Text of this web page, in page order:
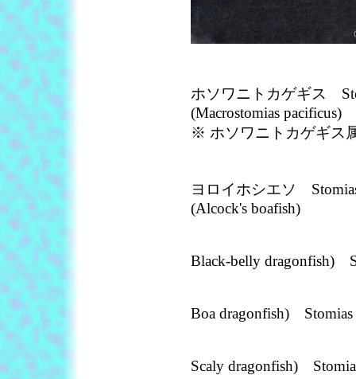
ホソワニトカゲギス
(Macrostomias pacificus)
※ ホソワニトカゲギス
ヨロイホシエソ
(Alcock's boafish)
Black-belly dragonfish)
Boa dragonfish) Stomias
Scaly dragonfish)